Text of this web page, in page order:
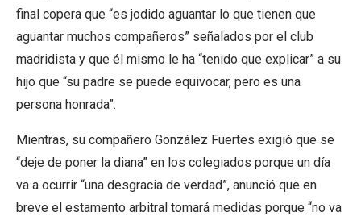
final copera que “es jodido aguantar lo que tienen que
aguantar muchos compañeros” señalados por el club
madridista y que él mismo le ha “tenido que explicar” a su
hijo que “su padre se puede equivocar, pero es una
persona honrada”.
Mientras, su compañero González Fuertes exigió que se
“deje de poner la diana” en los colegiados porque un día
va a ocurrir “una desgracia de verdad”, anunció que en
breve el estamento arbitral tomará medidas porque “no va